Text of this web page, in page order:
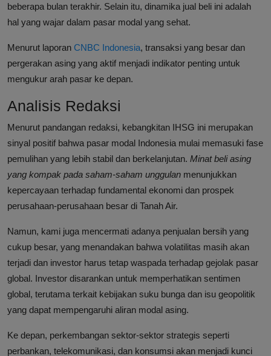
beberapa bulan terakhir. Selain itu, dinamika jual beli ini adalah
hal yang wajar dalam pasar modal yang sehat.
Menurut laporan CNBC Indonesia, transaksi yang besar dan
pergerakan asing yang aktif menjadi indikator penting untuk
mengukur arah pasar ke depan.
Analisis Redaksi
Menurut pandangan redaksi, kebangkitan IHSG ini merupakan
sinyal positif bahwa pasar modal Indonesia mulai memasuki fase
pemulihan yang lebih stabil dan berkelanjutan. Minat beli asing
yang kompak pada saham-saham unggulan menunjukkan
kepercayaan terhadap fundamental ekonomi dan prospek
perusahaan-perusahaan besar di Tanah Air.
Namun, kami juga mencermati adanya penjualan bersih yang
cukup besar, yang menandakan bahwa volatilitas masih akan
terjadi dan investor harus tetap waspada terhadap gejolak pasar
global. Investor disarankan untuk memperhatikan sentimen
global, terutama terkait kebijakan suku bunga dan isu geopolitik
yang dapat mempengaruhi aliran modal asing.
Ke depan, perkembangan sektor-sektor strategis seperti
perbankan, telekomunikasi, dan konsumsi akan menjadi kunci